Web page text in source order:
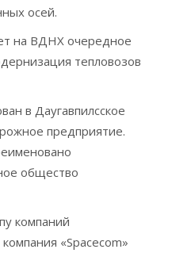
осей.
на ВДНХ очередное
тепловозов
в Даугавпилсское
предприятие.
общество
компаний
«Spacecom»